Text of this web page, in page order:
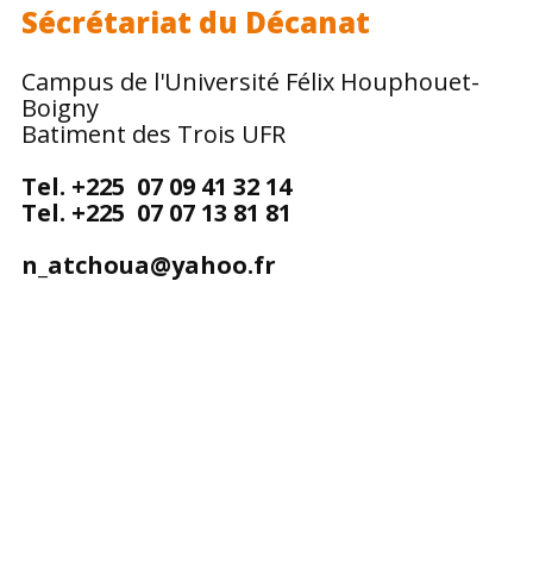
Sécrétariat du Décanat
Campus de l'Université Félix Houphouet-
Boigny
Batiment des Trois UFR
Tel. +225 07 09 41 32 14
Tel. +225 07 07 13 81 81
n_atchoua@yahoo.fr